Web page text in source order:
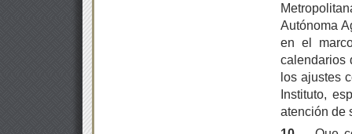
Autónoma
en el
calendarios
los ajustes
Instituto,
atención de